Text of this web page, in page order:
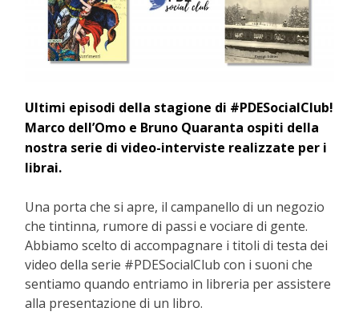
Ultimi episodi della stagione di #PDESocialClub!
Marco dell’Omo e Bruno Quaranta ospiti della
nostra serie di video-interviste realizzate per i
librai.
Una porta che si apre, il campanello di un negozio
che tintinna, rumore di passi e vociare di gente.
Abbiamo scelto di accompagnare i titoli di testa dei
video della serie #PDESocialClub con i suoni che
sentiamo quando entriamo in libreria per assistere
alla presentazione di un libro.